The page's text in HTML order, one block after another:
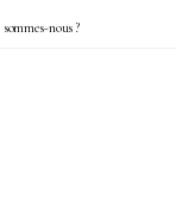
nous ?